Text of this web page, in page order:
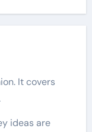
It covers
ideas are